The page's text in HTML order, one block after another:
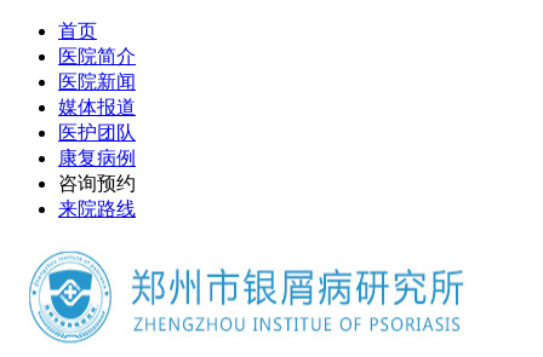
首页
医院简介
医院新闻
媒体报道
医护团队
康复病例
咨询预约
来院路线